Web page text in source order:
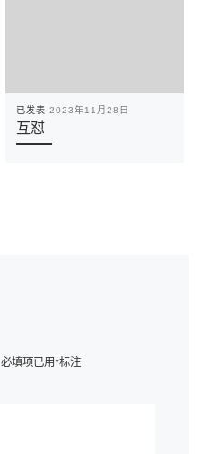
已发表 2023年11月28日
互怼
必填项已用*标注